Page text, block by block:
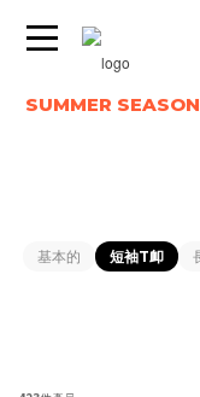
SUMMER
基本的 短袖T卹